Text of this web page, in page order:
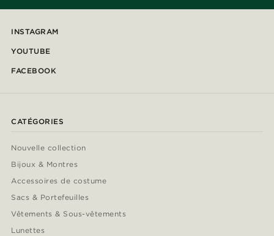
INSTAGRAM
YOUTUBE
FACEBOOK
CATÉGORIES
Nouvelle collection
Bijoux & Montres
Accessoires de costume
Sacs & Portefeuilles
Vêtements & Sous-vêtements
Lunettes